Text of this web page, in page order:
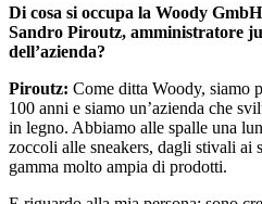
Di cosa si occupa la Woody GmbH
Sandro Piroutz, amministratore
dell’azienda?
Piroutz: Come ditta Woody, siamo
100 anni e siamo un’azienda che
in legno. Abbiamo alle spalle una
zoccoli alle sneakers, dagli stivali ai
gamma molto ampia di prodotti.